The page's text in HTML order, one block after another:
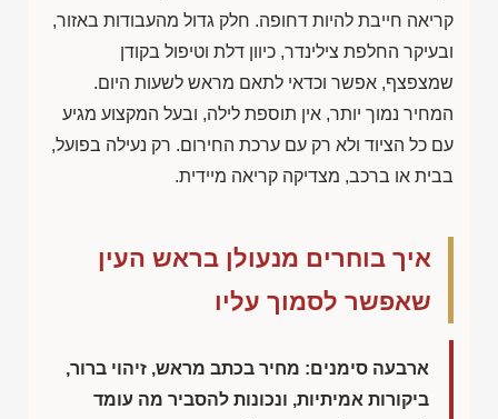
קריאה חייבת להיות דחופה. חלק גדול מהעבודות באזור,
ובעיקר החלפת צילינדר, כיוון דלת וטיפול בקודן
שמצפצף, אפשר וכדאי לתאם מראש לשעות היום.
המחיר נמוך יותר, אין תוספת לילה, ובעל המקצוע מגיע
עם כל הציוד ולא רק עם ערכת החירום. רק נעילה בפועל,
בבית או ברכב, מצדיקה קריאה מיידית.
איך בוחרים מנעולן בראש העין
שאפשר לסמוך עליו
ארבעה סימנים: מחיר בכתב מראש, זיהוי ברור,
ביקורות אמיתיות, ונכונות להסביר מה עומד